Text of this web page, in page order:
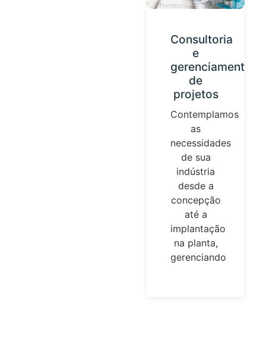
Consultoria
e
gerenciamento
de
projetos
Contemplamos
as
necessidades
de sua
indústria
desde a
concepção
até a
implantação
na planta,
gerenciando